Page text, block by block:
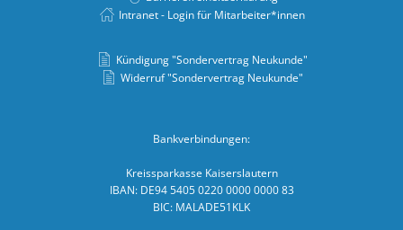
Intranet - Login für Mitarbeiter*innen
Kündigung "Sondervertrag Neukunde"
Widerruf "Sondervertrag Neukunde"
Bankverbindungen:
Kreissparkasse Kaiserslautern
IBAN: DE94 5405 0220 0000 0000 83
BIC: MALADE51KLK